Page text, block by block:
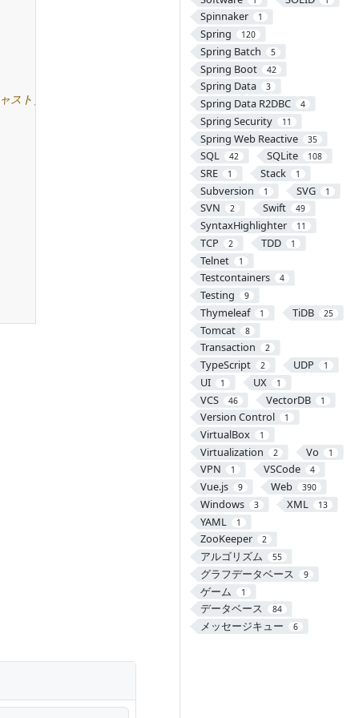
Spinnaker 1
Spring 120
Spring Batch 5
Spring Boot 42
Spring Data 3
Spring Data R2DBC 4
Spring Security 11
Spring Web Reactive 35
SQL 42 SQLite 108
SRE 1 Stack 1
Subversion 1 SVG 1
SVN 2 Swift 49
SyntaxHighlighter 11
TCP 2 TDD 1
Telnet 1
Testcontainers 4
Testing 9
Thymeleaf 1 TiDB 25
Tomcat 8
Transaction 2
TypeScript 2 UDP 1
UI 1 UX 1
VCS 46 VectorDB 1
Version Control 1
VirtualBox 1
Virtualization 2 Vo 1
VPN 1 VSCode 4
Vue.js 9 Web 390
Windows 3 XML 13
YAML 1
ZooKeeper 2
アルゴリズム 55
グラフデータベース 9
ゲーム 1
データベース 84
メッセージキュー 6